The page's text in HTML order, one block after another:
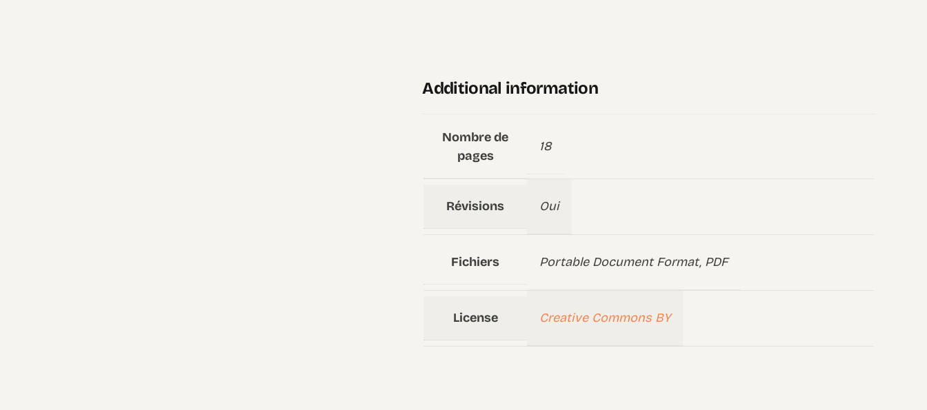
Additional information
Nombre de
pages
18
Révisions Oui
Fichiers Portable Document Format, PDF
License Creative Commons BY